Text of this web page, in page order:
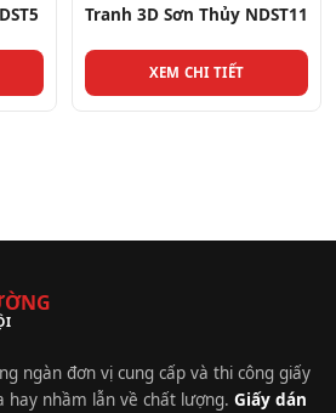
Tranh 3D Sơn Thủy NDST30
XEM CHI TIẾT
ngàn đơn vị cung cấp và thi công giấy
hay nhầm lẫn về chất lượng. Giấy dán